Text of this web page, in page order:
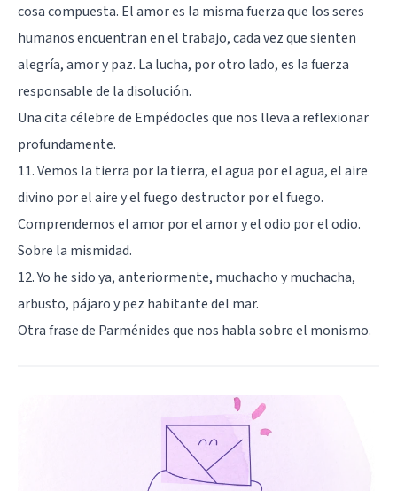
cosa compuesta. El amor es la misma fuerza que los seres
humanos encuentran en el trabajo, cada vez que sienten
alegría, amor y paz. La lucha, por otro lado, es la fuerza
responsable de la disolución.
Una cita célebre de Empédocles que nos lleva a reflexionar
profundamente.
11. Vemos la tierra por la tierra, el agua por el agua, el aire
divino por el aire y el fuego destructor por el fuego.
Comprendemos el amor por el amor y el odio por el odio.
Sobre la mismidad.
12. Yo he sido ya, anteriormente, muchacho y muchacha,
arbusto, pájaro y pez habitante del mar.
Otra frase de Parménides que nos habla sobre el monismo.